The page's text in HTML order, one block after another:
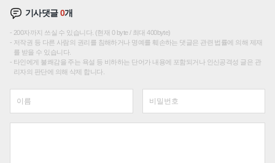
기사댓글0개
200자까지 쓰실 수 있습니다. (현재 0 byte / 최대 400byte)
저작권 등 다른 사람의 권리를 침해하거나 명예를 훼손하는 댓글은 관련 법률에 의해 제재
를 받을 수 있습니다.
타인에게 불쾌감을 주는 욕설 등 비하하는 단어가 내용에 포함되거나 인신공격성 글은 관
리자의 판단에 의해 삭제 합니다.